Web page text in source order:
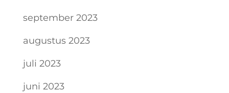
september 2023
augustus 2023
juli 2023
juni 2023